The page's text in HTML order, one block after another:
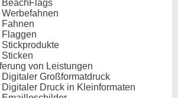
BeachFlags
Werbefahnen
Fahnen
Flaggen
Stickprodukte
Sticken
von Leistungen
Digitaler Großformatdruck
Digitaler Druck in Kleinformaten